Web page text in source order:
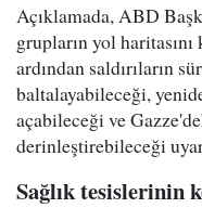
Açıklamada, ABD
grupların yol
ardından saldırıların
baltalayabileceği,
açabileceği ve
derinleştirebileceği
Sağlık tesislerinin